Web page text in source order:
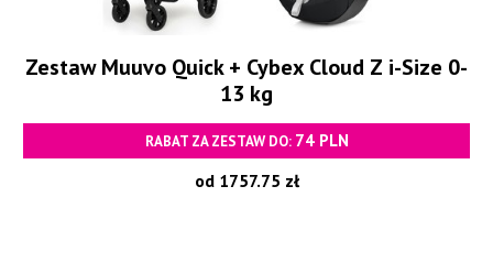
Zestaw Muuvo Quick + Cybex Cloud Z i-Size 0-
13 kg
RABAT ZA ZESTAW DO: 74 PLN
od 1757.75 zł